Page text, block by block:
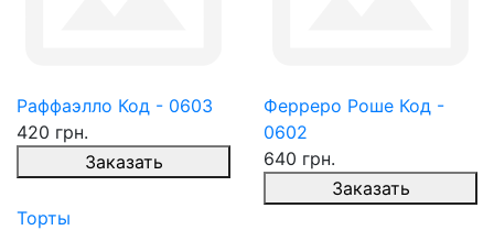
Раффаэлло Код - 0603
420 грн.
Заказать
Ферреро Роше Код -
0602
640 грн.
Заказать
Торты